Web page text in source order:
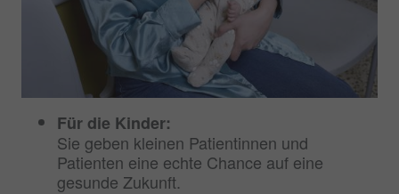
Für die Kinder:
Sie geben kleinen Patientinnen und
Patienten eine echte Chance auf eine
gesunde Zukunft.